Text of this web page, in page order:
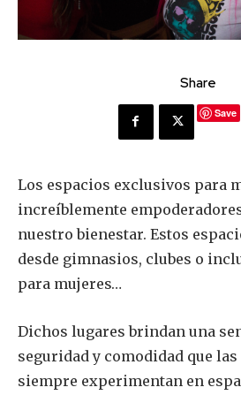
Share
Save
Los espacios exclusivos para
increíblemente
nuestro bienestar. Estos
desde gimnasios, clubes o
para mujeres…
Dichos lugares brindan una
seguridad y comodidad que
siempre experimentan en